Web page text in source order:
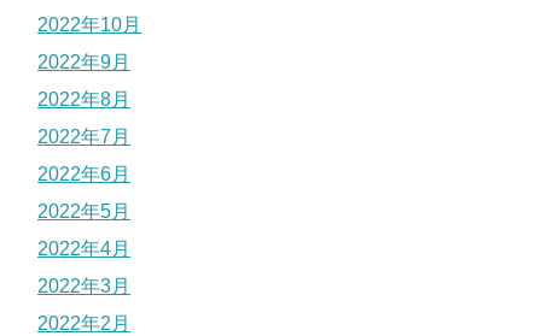
2022年10月
2022年9月
2022年8月
2022年7月
2022年6月
2022年5月
2022年4月
2022年3月
2022年2月